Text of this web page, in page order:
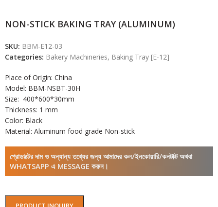
NON-STICK BAKING TRAY (ALUMINUM)
SKU: BBM-E12-03
Categories: Bakery Machineries, Baking Tray [E-12]
Place of Origin: China
Model: BBM-NSBT-30H
Size: 400*600*30mm
Thickness: 1 mm
Color: Black
Material: Aluminum ​​food grade Non-stick
প্রোডাক্টের দাম ও অন্যান্য তথ্যের জন্য আমাদের কল/ইনকোয়ারি/কনটাক্ট অথবা
WHATSAPP এ MESSAGE করুন।